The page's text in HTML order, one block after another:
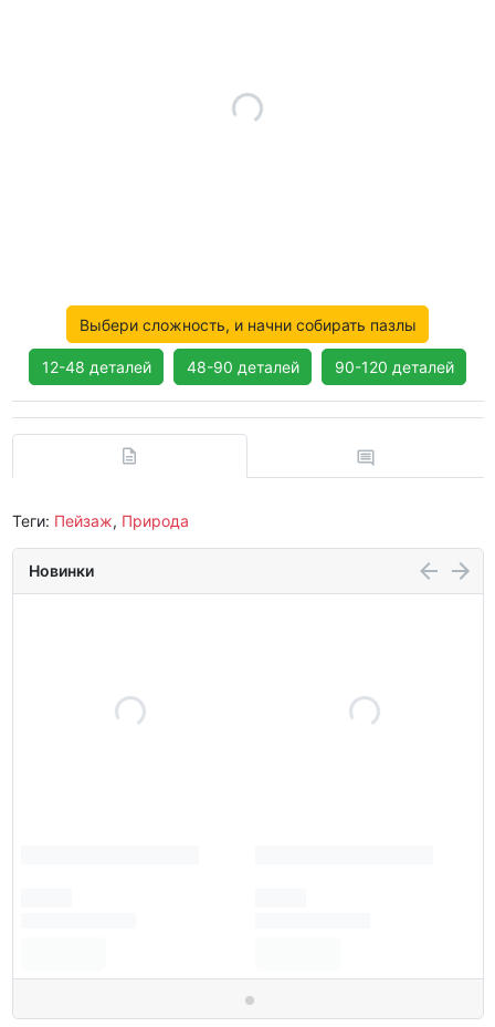
Выбери сложность, и начни собирать пазлы
12-48 деталей 48-90 деталей 90-120 деталей
Теги: Пейзаж, Природа
Новинки